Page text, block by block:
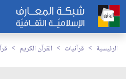
الرئيسية قرآنيات القرآن الكريم